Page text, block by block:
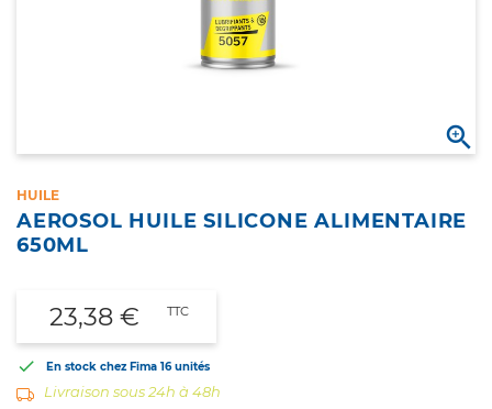

HUILE
AEROSOL HUILE SILICONE ALIMENTAIRE
650ML
23,38 € TTC
 En stock chez Fima 16 unités
Livraison sous 24h à 48h